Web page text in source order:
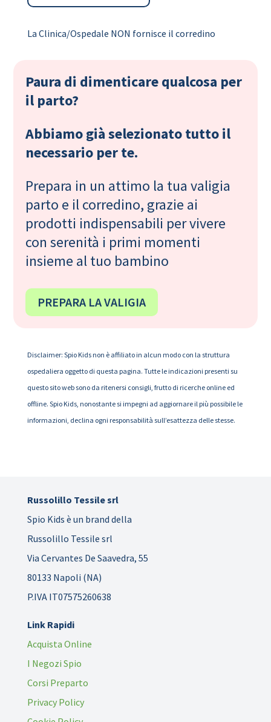
La Clinica/Ospedale NON fornisce il corredino
Paura di dimenticare qualcosa per
il parto?
Abbiamo già selezionato tutto il
necessario per te.
Prepara in un attimo la tua valigia
parto e il corredino, grazie ai
prodotti indispensabili per vivere
con serenità i primi momenti
insieme al tuo bambino
PREPARA LA VALIGIA
Disclaimer: Spio Kids non è affiliato in alcun modo con la struttura
ospedaliera oggetto di questa pagina. Tutte le indicazioni presenti su
questo sito web sono da ritenersi consigli, frutto di ricerche online ed
offline. Spio Kids, nonostante si impegni ad aggiornare il più possibile le
informazioni, declina ogni responsabilità sull’esattezza delle stesse.
Russolillo Tessile srl
Spio Kids è un brand della
Russolillo Tessile srl
Via Cervantes De Saavedra, 55
80133 Napoli (NA)
P.IVA IT07575260638
Link Rapidi
Acquista Online
I Negozi Spio
Corsi Preparto
Privacy Policy